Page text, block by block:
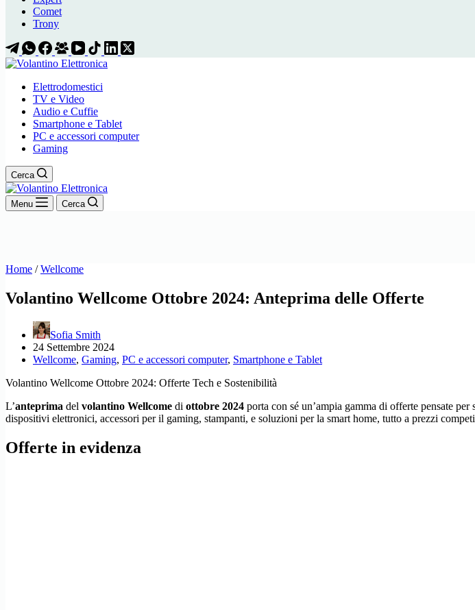
Comet
Trony
Elettrodomestici
TV e Video
Audio e Cuffie
Smartphone e Tablet
PC e accessori computer
Gaming
Cerca
Menu Cerca
Home /Wellcome
Volantino Wellcome Ottobre 2024: Anteprima delle Offerte
Sofia Smith
24 Settembre 2024
Wellcome, Gaming, PC e accessori computer, Smartphone e Tablet
Volantino Wellcome Ottobre 2024: Offerte Tech e Sostenibilità
L’anteprima del volantino Wellcome di ottobre 2024 porta con sé un’ampia gamma di offerte pensate
dispositivi elettronici, accessori per il gaming, stampanti, e soluzioni per la smart home, tutto a prezzi
Offerte in evidenza